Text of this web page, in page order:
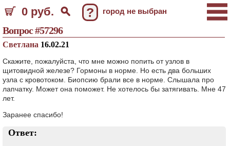
0 руб. ? город не выбран
Вопрос #57296
Светлана 16.02.21
Скажите, пожалуйста, что мне можно попить от узлов в
щитовидной железе? Гормоны в норме. Но есть два больших
узла с кровотоком. Биопсию брали все в норме. Слышала про
лапчатку. Может она поможет. Не хотелось бы затягивать. Мне 47
лет.
Заранее спасибо!
Ответ: